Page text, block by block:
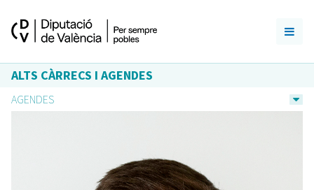
ALTS CÀRRECS I AGENDES
AGENDES